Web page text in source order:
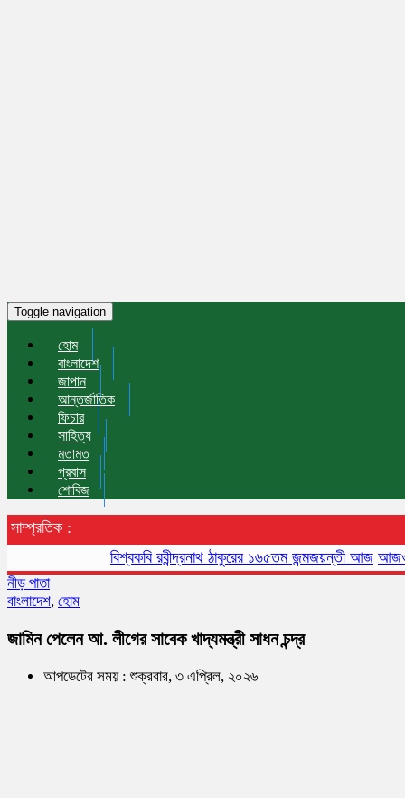
Toggle navigation
হোম
বাংলাদেশ
জাপান
আন্তর্জাতিক
ফিচার
সাহিত্য
মতামত
প্রবাস
শোবিজ
সাম্প্রতিক :
বিশ্বকবি রবীন্দ্রনাথ ঠাকুরের ১৬৫তম জন্মজয়ন্তী আজ আজও
নীড় পাতা
বাংলাদেশ, হোম
জামিন পেলেন আ. লীগের সাবেক খাদ্যমন্ত্রী সাধন চন্দ্র
আপডেটের সময় : শুক্রবার, ৩ এপ্রিল, ২০২৬